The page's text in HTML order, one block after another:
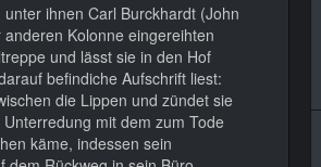
ihnen Carl Burckhardt (John
Kolonne eingereihten
und lässt sie in den Hof
befindiche Aufschrift liest:
die Lippen und zündet sie
mit dem zum Tode
käme, indessen sein